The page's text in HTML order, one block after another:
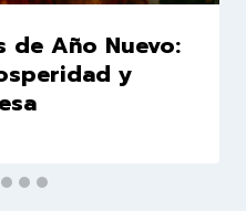
de Año Nuevo:
y